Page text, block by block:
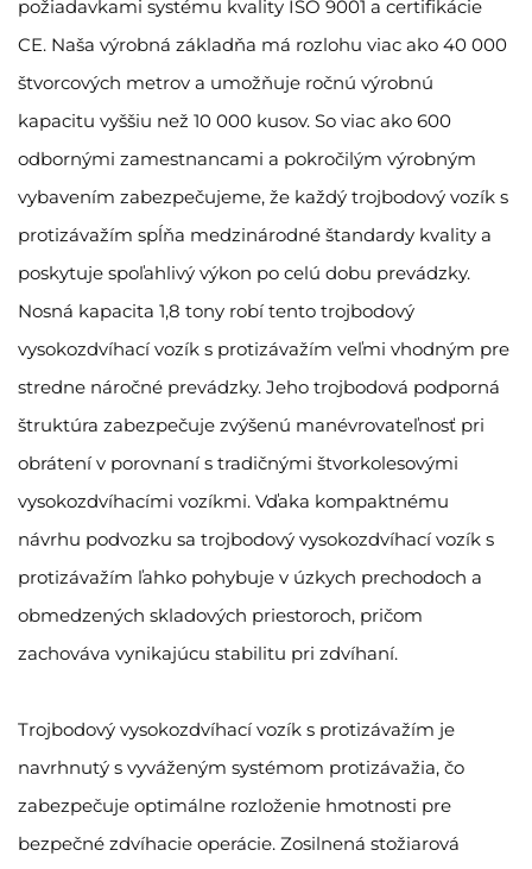
požiadavkami systému kvality ISO 9001 a certifikácie
CE. Naša výrobná základňa má rozlohu viac ako 40 000
štvorcových metrov a umožňuje ročnú výrobnú
kapacitu vyššiu než 10 000 kusov. So viac ako 600
odbornými zamestnancami a pokročilým výrobným
vybavením zabezpečujeme, že každý trojbodový vozík s
protizávažím spĺňa medzinárodné štandardy kvality a
poskytuje spoľahlivý výkon po celú dobu prevádzky.
Nosná kapacita 1,8 tony robí tento trojbodový
vysokozdvíhací vozík s protizávažím veľmi vhodným pre
stredne náročné prevádzky. Jeho trojbodová podporná
štruktúra zabezpečuje zvýšenú manévrovateľnosť pri
obrátení v porovnaní s tradičnými štvorkolesovými
vysokozdvíhacími vozíkmi. Vďaka kompaktnému
návrhu podvozku sa trojbodový vysokozdvíhací vozík s
protizávažím ľahko pohybuje v úzkych prechodoch a
obmedzených skladových priestoroch, pričom
zachováva vynikajúcu stabilitu pri zdvíhaní.
Trojbodový vysokozdvíhací vozík s protizávažím je
navrhnutý s vyváženým systémom protizávažia, čo
zabezpečuje optimálne rozloženie hmotnosti pre
bezpečné zdvíhacie operácie. Zosilnená stožiarová